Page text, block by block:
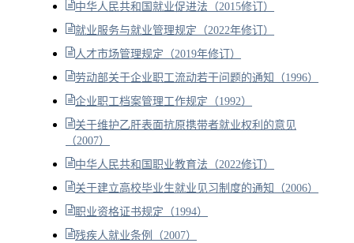
中华人民共和国就业促进法（2015修订）
就业服务与就业管理规定（2022年修订）
人才市场管理规定（2019年修订）
劳动部关于企业职工流动若干问题的通知（1996）
企业职工档案管理工作规定（1992）
关于维护乙肝表面抗原携带者就业权利的意见
（2007）
中华人民共和国职业教育法（2022修订）
关于建立高校毕业生就业见习制度的通知（2006）
职业资格证书规定（1994）
残疾人就业条例（2007）